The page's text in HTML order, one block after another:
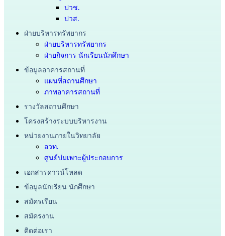
ปวช.
ปวส.
ฝ่ายบริหารทรัพยากร
ฝ่ายบริหารทรัพยากร
ฝ่ายกิจการ นักเรียนนักศึกษา
ข้อมูลอาคารสถานที่
แผนที่สถานศึกษา
ภาพอาคารสถานที่
รางวัลสถานศึกษา
โครงสร้างระบบบริหารงาน
หน่วยงานภายในวิทยาลัย
อวท.
ศูนย์บ่มเพาะผู้ประกอบการ
เอกสารดาวน์โหลด
ข้อมูลนักเรียน นักศึกษา
สมัครเรียน
สมัครงาน
ติดต่อเรา